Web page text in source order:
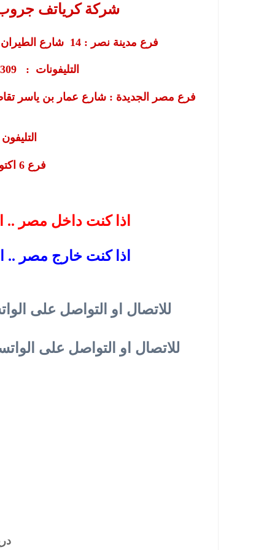
شركة كرياتف
فرع مدينة نصر :14 شارع
التليفونات : 01203903309 - 01026185183
فرع مصر الجديدة : شارع عمار بن ياسر
التليفون :
فرع6
اذا كنت داخل مصر ..
اذا كنت خارج مصر ..
للاتصال او التواصل على
للاتصال او التواصل على